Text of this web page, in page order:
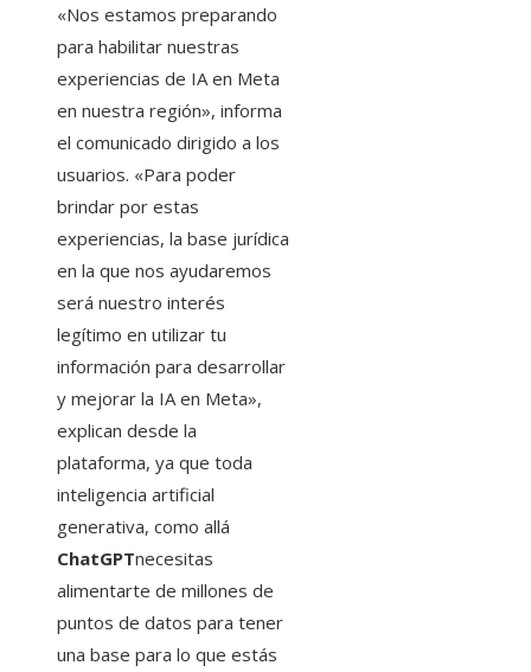
«Nos estamos preparando
para habilitar nuestras
experiencias de IA en Meta
en nuestra región», informa
el comunicado dirigido a los
usuarios. «Para poder
brindar por estas
experiencias, la base jurídica
en la que nos ayudaremos
será nuestro interés
legítimo en utilizar tu
información para desarrollar
y mejorar la IA en Meta»,
explican desde la
plataforma, ya que toda
inteligencia artificial
generativa, como allá
ChatGPTnecesitas
alimentarte de millones de
puntos de datos para tener
una base para lo que estás